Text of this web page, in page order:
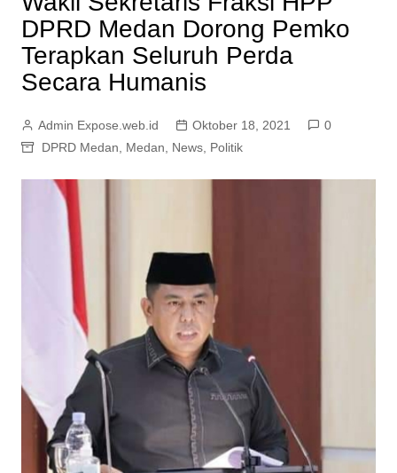
DPRD Medan Dorong Pemko
Terapkan Seluruh Perda
Secara Humanis
Admin Expose.web.id Oktober 18, 2021
0
DPRD Medan
Medan News, Politik